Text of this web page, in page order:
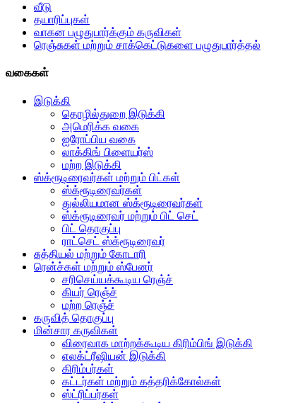
வீடு
தயாரிப்புகள்
வாகன பழுதுபார்க்கும் கருவிகள்
ரெஞ்சுகள் மற்றும் சாக்கெட்டுகளை பழுதுபார்த்தல்
வகைகள்
இடுக்கி
தொழில்துறை இடுக்கி
அமெரிக்க வகை
ஐரோப்பிய வகை
லாக்கிங் பிளையர்ஸ்
மற்ற இடுக்கி
ஸ்க்ரூடிரைவர்கள் மற்றும் பிட்கள்
ஸ்க்ரூடிரைவர்கள்
துல்லியமான ஸ்க்ரூடிரைவர்கள்
ஸ்க்ரூடிரைவர் மற்றும் பிட் செட்
பிட் தொகுப்பு
ராட்செட் ஸ்க்ரூடிரைவர்
சுத்தியல் மற்றும் கோடாரி
ரென்ச்கள் மற்றும் ஸ்பேனர்
சரிசெய்யக்கூடிய ரெஞ்ச்
கியர் ரெஞ்ச்
மற்ற ரெஞ்ச்
கருவித் தொகுப்பு
மின்சார கருவிகள்
விரைவாக மாற்றக்கூடிய கிரிம்பிங் இடுக்கி
எலக்ட்ரீஷியன் இடுக்கி
கிரிம்பர்கள்
கட்டர்கள் மற்றும் கத்தரிக்கோல்கள்
ஸ்ட்ரிப்பர்கள்